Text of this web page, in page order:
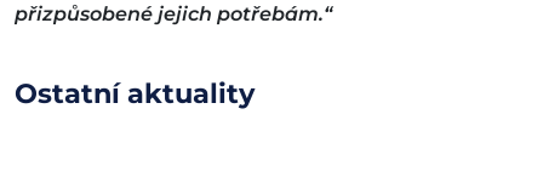
přizpůsobené jejich potřebám.“
Ostatní aktuality